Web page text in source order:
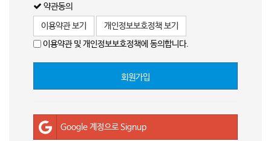
약관동의
이용약관 보기
개인정보보호정책 보기
이용약관 및 개인정보보호정책에 동의합니다.
회원가입
Google 계정으로 Signup